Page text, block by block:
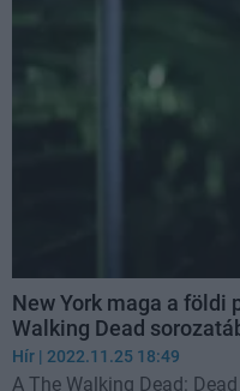
New York maga a földi
Walking Dead
Hír | 2022.11.25 18:49
A The Walking Dead: